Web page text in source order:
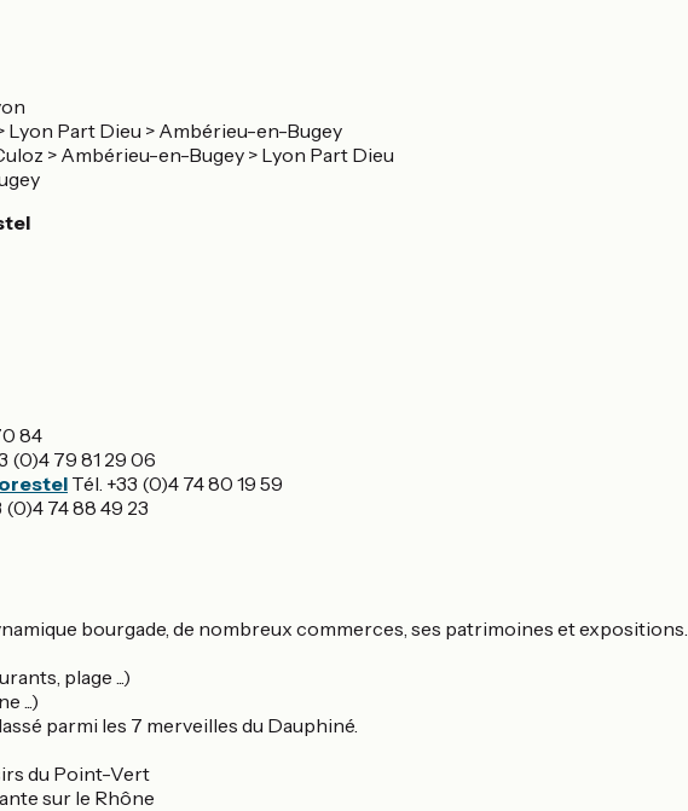
Lyon Part Dieu > Ambérieu-en-Bugey
> Ambérieu-en-Bugey > Lyon Part Dieu
84
(0)4 79 81 29 06
Tél. +33 (0)4 74 80 19 59
(0)4 74 88 49 23
bourgade, de nombreux commerces, ses patrimoines et expositions.
plage ...)
...)
parmi les 7 merveilles du Dauphiné.
du Point-Vert
sur le Rhône